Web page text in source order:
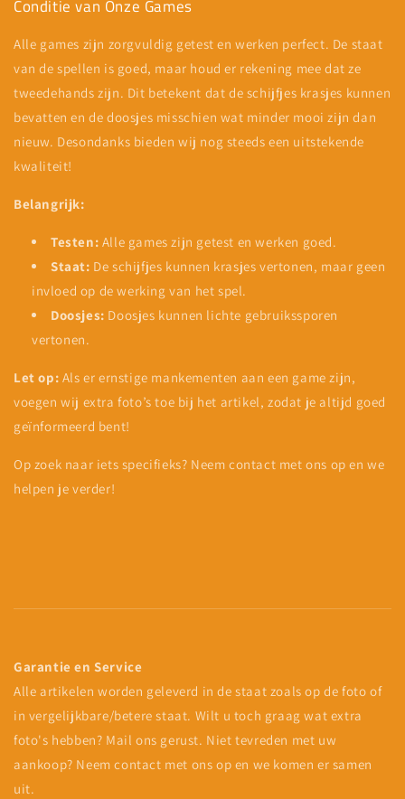
Conditie van Onze Games
Alle games zijn zorgvuldig getest en werken perfect. De staat
van de spellen is goed, maar houd er rekening mee dat ze
tweedehands zijn. Dit betekent dat de schijfjes krasjes kunnen
bevatten en de doosjes misschien wat minder mooi zijn dan
nieuw. Desondanks bieden wij nog steeds een uitstekende
kwaliteit!
Belangrijk:
Testen: Alle games zijn getest en werken goed.
Staat: De schijfjes kunnen krasjes vertonen, maar geen
invloed op de werking van het spel.
Doosjes: Doosjes kunnen lichte gebruikssporen
vertonen.
Let op: Als er ernstige mankementen aan een game zijn,
voegen wij extra foto’s toe bij het artikel, zodat je altijd goed
geïnformeerd bent!
Op zoek naar iets specifieks? Neem contact met ons op en we
helpen je verder!
Garantie en Service
Alle artikelen worden geleverd in de staat zoals op de foto of
in vergelijkbare/betere staat. Wilt u toch graag wat extra
foto's hebben? Mail ons gerust. Niet tevreden met uw
aankoop? Neem contact met ons op en we komen er samen
uit.